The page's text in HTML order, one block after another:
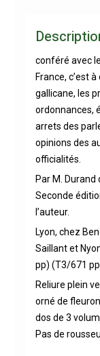
conféré avec
France, c’est
gallicane, les
ordonnances,
arrets des
opinions des
officialités.
Par M. Durand
Seconde
l’auteur.
Lyon, chez
Saillant et
pp) (T3/671
Reliure plein
orné de
dos de 3
Pas de